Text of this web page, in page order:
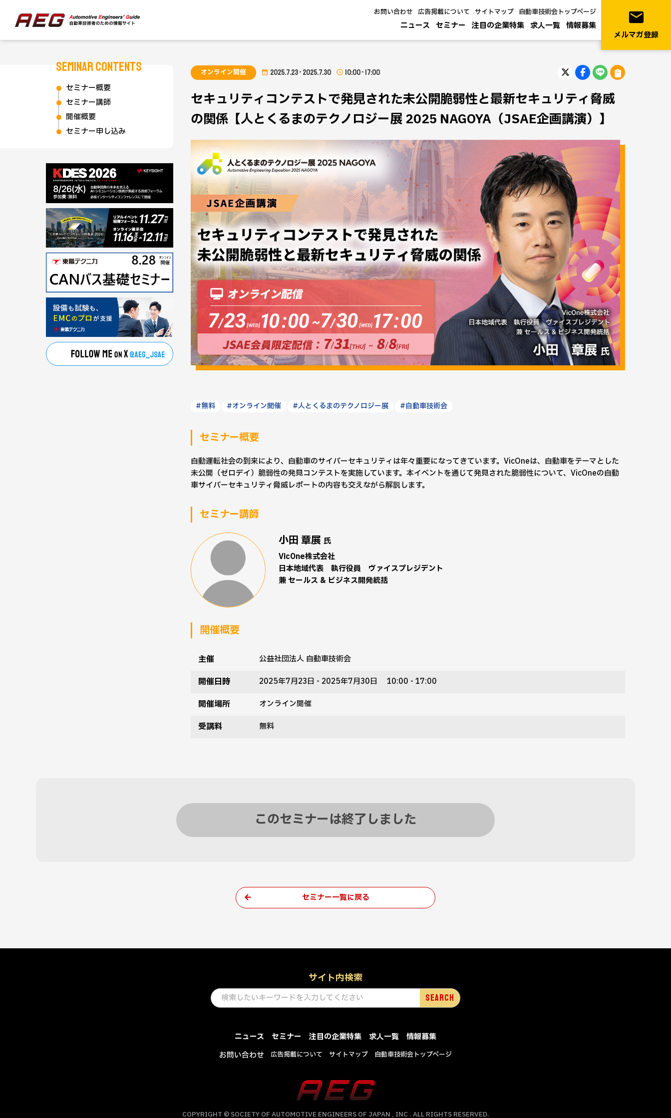
ニュース セミナー 注目の企業特集 求人一覧 情報募集
お問い合わせ 広告掲載について サイトマップ 自動車技術会トップページ email
メルマガ登録
SEMINAR CONTENTS
セミナー概要
セミナー講師
開催概要
セミナー申し込み
オンライン開催 2025.7.23 - 2025.7.30 10:00 - 17:00
セキュリティコンテストで発見された未公開脆弱性と最新セキュリティ脅威
の関係【人とくるまのテクノロジー展 2025 NAGOYA（JSAE企画講演）】
#無料 #オンライン開催 #人とくるまのテクノロジー展 #自動車技術会
セミナー概要
自動運転社会の到来により、自動車のサイバーセキュリティは年々重要になってきています。VicOneは、自動車をテーマとした
未公開（ゼロデイ）脆弱性の発見コンテストを実施しています。本イベントを通じて発見された脆弱性について、VicOneの自動
車サイバーセキュリティ脅威レポートの内容も交えながら解説します。
セミナー講師
小田 章展氏
VicOne株式会社
日本地域代表 執行役員 ヴァイスプレジデント
兼 セールス & ビジネス開発統括
開催概要
主催 公益社団法人 自動車技術会
開催日時 2025年7月23日 - 2025年7月30日 10:00 - 17:00
開催場所 オンライン開催
受講料 無料
このセミナーは終了しました
セミナー一覧に戻る
サイト内検索
ニュース セミナー 注目の企業特集 求人一覧
情報募集
お問い合わせ
広告掲載について サイトマップ 自動車技術会トップページ
COPYRIGHT © SOCIETY OF AUTOMOTIVE ENGINEERS OF JAPAN , INC . ALL RIGHTS RESERVED.